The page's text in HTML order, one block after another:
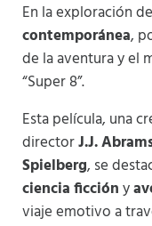
En la exploración
contemporánea,
de la aventura y el
“Super 8”.
Esta película, una
directorJ.J.
Spielberg, se
ciencia ficcióny
viaje emotivo a